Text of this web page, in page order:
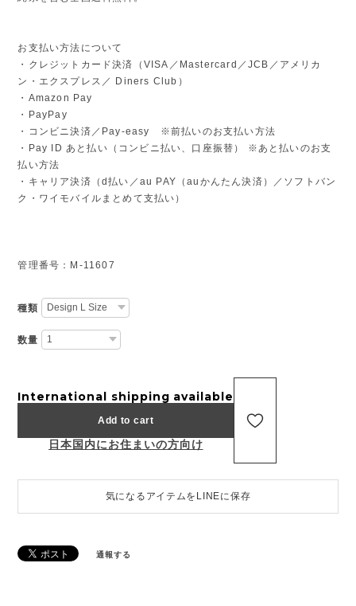
お支払い方法について
・クレジットカード決済（VISA／Mastercard／JCB／アメリカ
ン・エクスプレス／ Diners Club）
・Amazon Pay
・PayPay
・コンビニ決済／Pay-easy ※前払いのお支払い方法
・Pay ID あと払い（コンビニ払い、口座振替） ※あと払いのお支
払い方法
・キャリア決済（d払い／au PAY（auかんたん決済）／ソフトバン
ク・ワイモバイルまとめて支払い）
管理番号：M-11607
種類
数量
International shipping available
Add to cart
日本国内にお住まいの方向け
気になるアイテムをLINEに保存
通報する